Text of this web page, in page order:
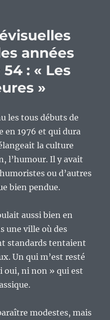
années
: « Les
»
les tous débuts de
en 1976 et qui dura
la culture
l’humour. Il y avait
ou d’autres
bien pendue.
aussi bien en
une ville où des
standards tentaient
Un qui m’est resté
oui, ni non » qui est
modestes, mais